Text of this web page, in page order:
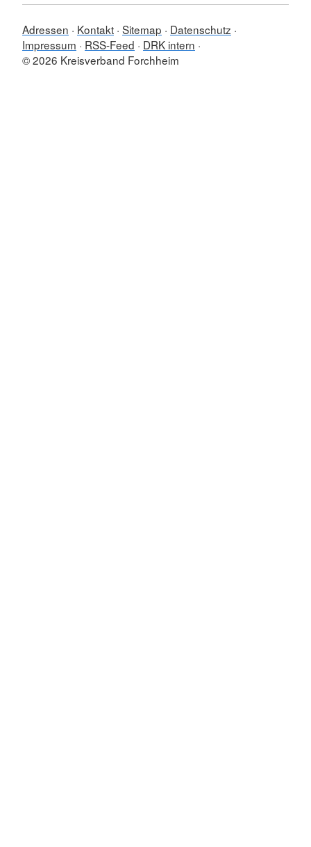
Adressen Kontakt Sitemap
Datenschutz
Impressum
RSS-Feed
DRK intern
© 2026 Kreisverband Forchheim